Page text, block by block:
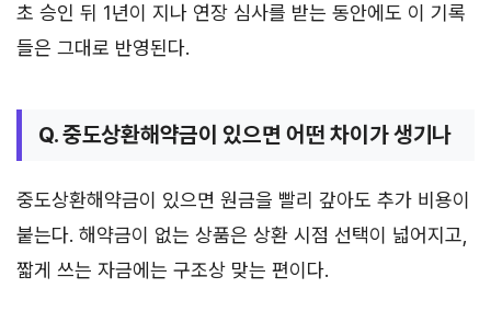
초 승인 뒤 1년이 지나 연장 심사를 받는 동안에도 이 기록
들은 그대로 반영된다.
Q. 중도상환해약금이 있으면 어떤 차이가 생기나
중도상환해약금이 있으면 원금을 빨리 갚아도 추가 비용이
붙는다. 해약금이 없는 상품은 상환 시점 선택이 넓어지고,
짧게 쓰는 자금에는 구조상 맞는 편이다.